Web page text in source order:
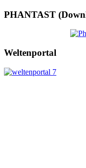
PHANTAST
Weltenportal